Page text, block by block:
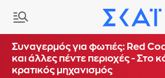
Συναγερμός για φωτιές: Red
και άλλες πέντε περιοχές - Στο
κρατικός μηχανισμός